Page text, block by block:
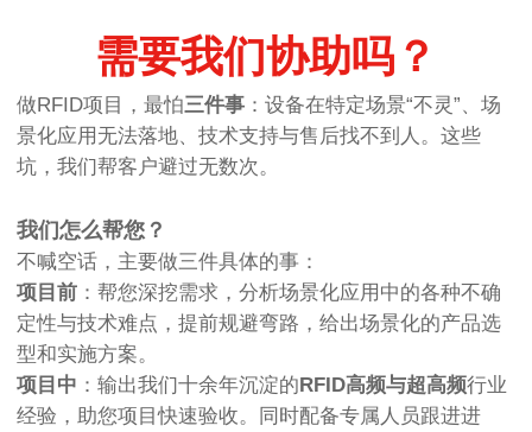
需要我们协助吗？
做RFID项目，最怕三件事 ：设备在特定场景“不灵”、场
景化应用无法落地、技术支持与售后找不到人。这些
坑，我们帮客户避过无数次。
我们怎么帮您？
不喊空话，主要做三件具体的事：
项目前 ：帮您深挖需求，分析场景化应用中的各种不确
定性与技术难点，提前规避弯路，给出场景化的产品选
型和实施方案。
项目中 ：输出我们十余年沉淀的 RFID高频与超高频行业
经验，助您项目快速验收。同时配备专属人员跟进进